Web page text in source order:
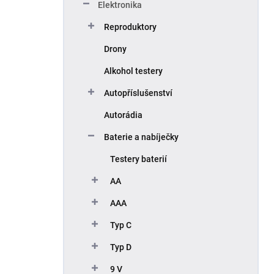
Elektronika
Reproduktory
Drony
Alkohol testery
Autopříslušenství
Autorádia
Baterie a nabíječky
Testery baterií
AA
AAA
Typ C
Typ D
9 V